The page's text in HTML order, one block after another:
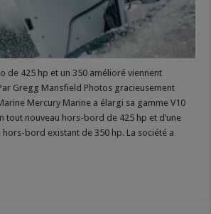
de 425 hp et un 350 amélioré viennent
Gregg Mansfield Photos gracieusement
Mercury Marine a élargi sa gamme V10
tout nouveau hors-bord de 425 hp et d’une
hors-bord existant de 350 hp. La société a